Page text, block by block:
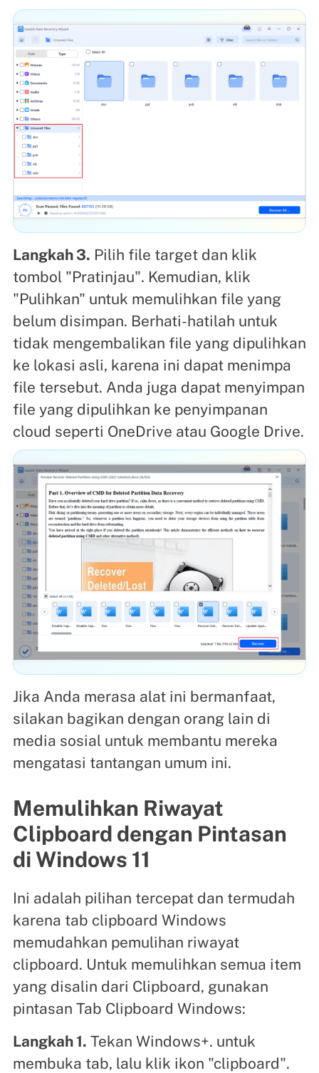
Langkah 3. Pilih file target dan klik
tombol "Pratinjau". Kemudian, klik
"Pulihkan" untuk memulihkan file yang
belum disimpan. Berhati-hatilah untuk
tidak mengembalikan file yang dipulihkan
ke lokasi asli, karena ini dapat menimpa
file tersebut. Anda juga dapat menyimpan
file yang dipulihkan ke penyimpanan
cloud seperti OneDrive atau Google Drive.
Jika Anda merasa alat ini bermanfaat,
silakan bagikan dengan orang lain di
media sosial untuk membantu mereka
mengatasi tantangan umum ini.
Memulihkan Riwayat
Clipboard dengan Pintasan
di Windows 11
Ini adalah pilihan tercepat dan termudah
karena tab clipboard Windows
memudahkan pemulihan riwayat
clipboard. Untuk memulihkan semua item
yang disalin dari Clipboard, gunakan
pintasan Tab Clipboard Windows:
Langkah 1. Tekan Windows+. untuk
membuka tab, lalu klik ikon "clipboard".